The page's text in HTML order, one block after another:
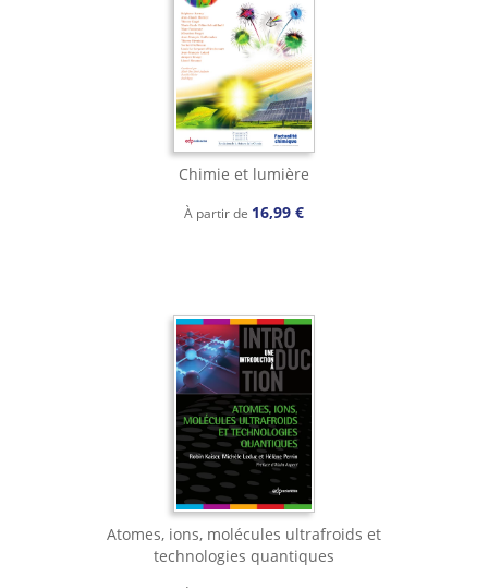
Chimie et lumière
À partir de 16,99 €
Atomes, ions, molécules ultrafroids et
technologies quantiques